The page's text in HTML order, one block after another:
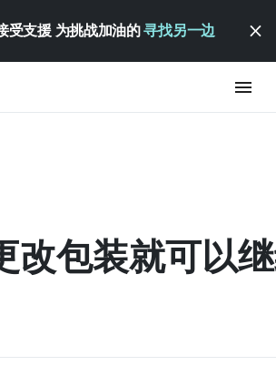
受支援 为挑战加油的寻找另一边
改包装就可以